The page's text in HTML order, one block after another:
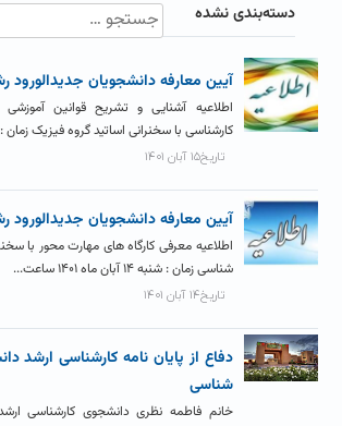
دسته‌بندی نشده
آیین معارفه دانشجویان جدیدالورود
اطلاعیه آشنایی و تشریح قوانین آموزشی
کارشناسی با سخنرانی اساتید گروه فیزیک زمان : دوشنبه
تاریخ۱۵ آبان ۱۴۰۱
آیین معارفه دانشجویان
اطلاعیه معرفی کارگاه های مهارت محور با
شناسی زمان : شنبه ۱۴ آبان ماه ۱۴۰۱ ساعت...
تاریخ۱۴ آبان ۱۴۰۱
دفاع از پایان نامه کارشناسی ارشد
شناسی
خانم فاطمه نظری دانشجوی کارشناسی